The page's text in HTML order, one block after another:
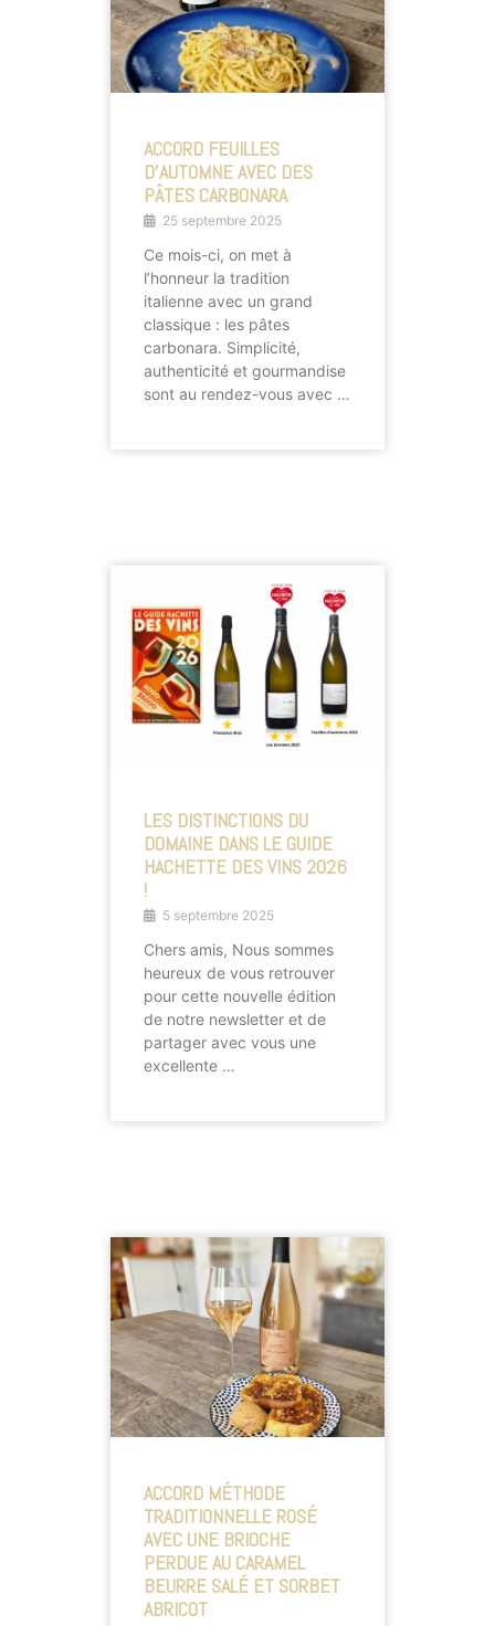
ACCORD FEUILLES
D’AUTOMNE AVEC DES
PÂTES CARBONARA
25 septembre 2025
Ce mois-ci, on met à
l’honneur la tradition
italienne avec un grand
classique : les pâtes
carbonara. Simplicité,
authenticité et gourmandise
sont au rendez-vous avec …
LES DISTINCTIONS DU
DOMAINE DANS LE GUIDE
HACHETTE DES VINS 2026
!
5 septembre 2025
Chers amis, Nous sommes
heureux de vous retrouver
pour cette nouvelle édition
de notre newsletter et de
partager avec vous une
excellente …
ACCORD MÉTHODE
TRADITIONNELLE ROSÉ
AVEC UNE BRIOCHE
PERDUE AU CARAMEL
BEURRE SALÉ ET SORBET
ABRICOT